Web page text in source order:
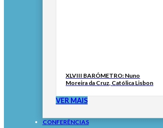
XLVIII BARÓMETRO: Nuno
Moreira da Cruz, Católica Lisbon
VER MAIS
CONFERÊNCIAS